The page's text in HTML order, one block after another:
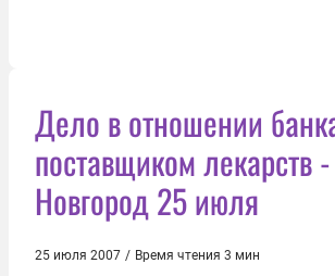
Дело в отношении
поставщиком лекарств
Новгород 25 июля
25 июля 2007 / Время чтения 3 мин